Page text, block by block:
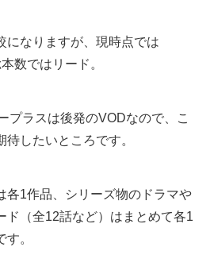
になりますが、現時点では
数ではリード。
プラスは後発のVODなので、こ
したいところです。
1作品、シリーズ物のドラマや
ド（全12話など）はまとめて各1
。